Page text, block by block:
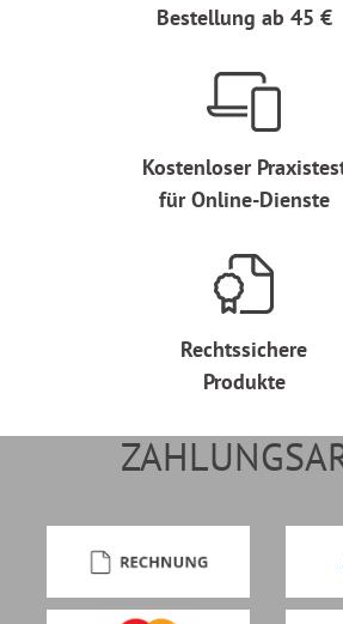
Bestellung ab 45 €
Kostenloser
für Online-Dienste
Rechtssichere
Produkte